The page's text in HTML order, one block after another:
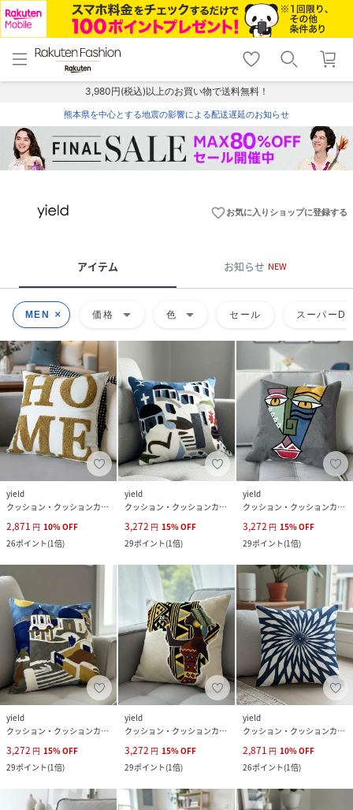
menu home
トップ
shopping_cart lock_outline
ログイン
3,980円(税込)以上のお買い物で送料無料！
熊本県を中心とする地震の影響による配送遅延のお知らせ
favorite_borderお気に入りショップに登録する
アイテム お知らせ NEW
MEN 価格 arrow_drop_down 色 arrow_drop_down セール スーパー
yield
クッション・クッションカバー
2,871 円 10%OFF
26ポイント(1倍)
yield
クッション・クッションカバー
3,272 円 15%OFF
29ポイント(1倍)
yield
クッション・クッションカバー
3,272 円 15%OFF
29ポイント(1倍)
yield
クッション・クッションカバー
3,272 円 15%OFF
29ポイント(1倍)
yield
クッション・クッションカバー
3,272 円 15%OFF
29ポイント(1倍)
yield
クッション・クッションカバー
2,871 円 10%OFF
26ポイント(1倍)